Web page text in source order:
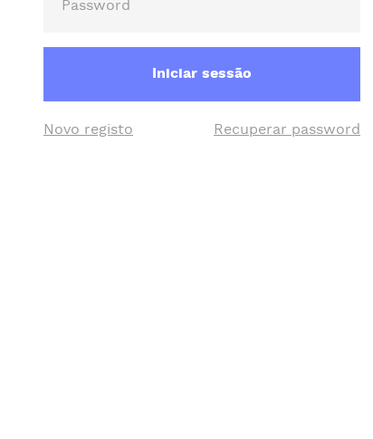
Iniciar sessão
Novo registo Recuperar password